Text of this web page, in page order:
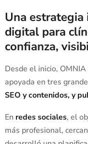
Una
digital para
confianza,
Desde el inicio,
apoyada en tres
SEO y contenidos, y
En redes sociales, el
más profesional,